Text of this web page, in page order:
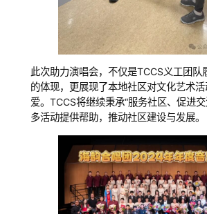
此次助力演唱会，不仅是TCCS义工团队
的体现，更展现了本地社区对文化艺术
爱。TCCS将继续秉承“服务社区、促进
多活动提供帮助，推动社区建设与发展。